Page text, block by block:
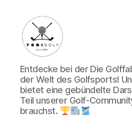
Die
Golffabrik
-
Deine
Plattform
Entdecke bei der Die
der Welt des Golfsports!
bietet eine gebündelte
Teil unserer Golf-
brauchst.